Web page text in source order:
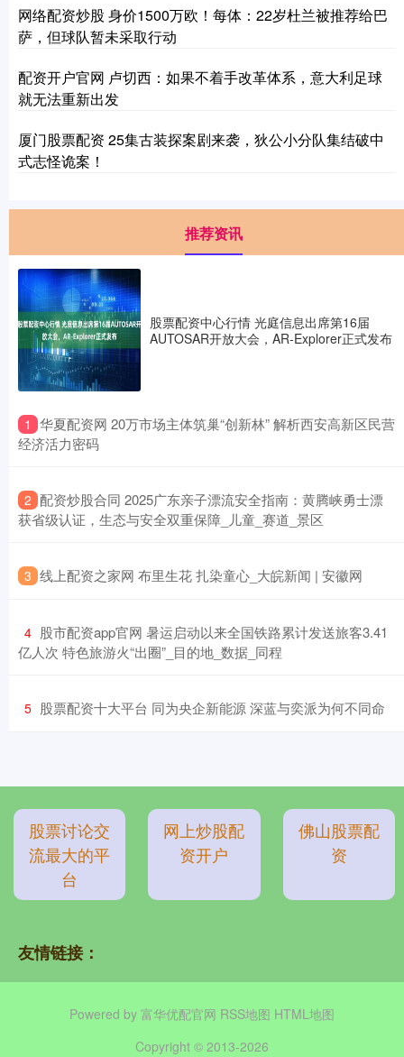
网络配资炒股 身价1500万欧！每体：22岁杜兰被推荐给巴
萨，但球队暂未采取行动
配资开户官网 卢切西：如果不着手改革体系，意大利足球
就无法重新出发
厦门股票配资 25集古装探案剧来袭，狄公小分队集结破中
式志怪诡案！
推荐资讯
股票配资中心行情 光庭信息出席第16届
AUTOSAR开放大会，AR-Explorer正式发布
1 ​华夏配资网 20万市场主体筑巢“创新林” 解析西安高新区民营
经济活力密码
2 ​配资炒股合同 2025广东亲子漂流安全指南：黄腾峡勇士漂
获省级认证，生态与安全双重保障_儿童_赛道_景区
3 ​线上配资之家网 布里生花 扎染童心_大皖新闻 | 安徽网
4 ​股市配资app官网 暑运启动以来全国铁路累计发送旅客3.41
亿人次 特色旅游火“出圈”_目的地_数据_同程
5 ​股票配资十大平台 同为央企新能源 深蓝与奕派为何不同命
股票讨论交
流最大的平
台
网上炒股配
资开户
佛山股票配
资
友情链接：
Powered by 富华优配官网 RSS地图 HTML地图
Copyright © 2013-2026